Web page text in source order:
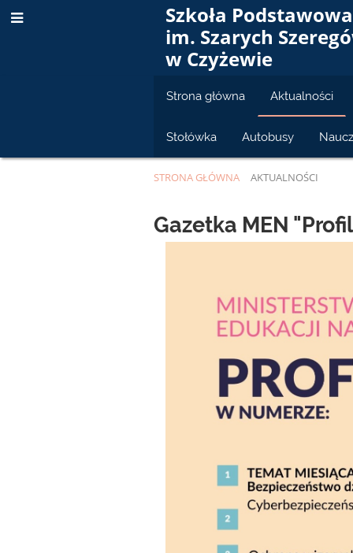
Szkoła Podstawowa
im. Szarych
w Czyżewie
Strona główna Aktualności
Stołówka Autobusy
STRONA GŁÓWNA AKTUALNOŚCI
Aktualności
Gazetka MEN